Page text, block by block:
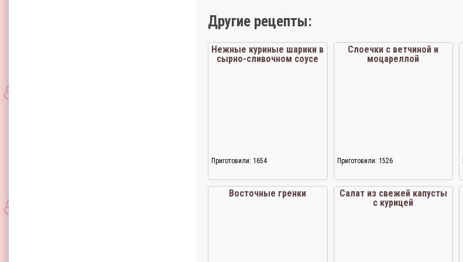
Другие рецепты:
Нежные куриные шарики в
сырно-сливочном соусе
Приготовили: 1654
Слоечки с ветчиной и
моцареллой
Приготовили: 1526
Восточные гренки
Салат из свежей капусты
с курицей